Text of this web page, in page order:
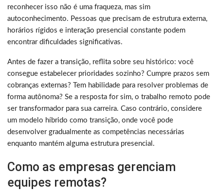
reconhecer isso não é uma fraqueza, mas sim
autoconhecimento. Pessoas que precisam de estrutura externa,
horários rígidos e interação presencial constante podem
encontrar dificuldades significativas.
Antes de fazer a transição, reflita sobre seu histórico: você
consegue estabelecer prioridades sozinho? Cumpre prazos sem
cobranças externas? Tem habilidade para resolver problemas de
forma autônoma? Se a resposta for sim, o trabalho remoto pode
ser transformador para sua carreira. Caso contrário, considere
um modelo híbrido como transição, onde você pode
desenvolver gradualmente as competências necessárias
enquanto mantém alguma estrutura presencial.
Como as empresas gerenciam
equipes remotas?